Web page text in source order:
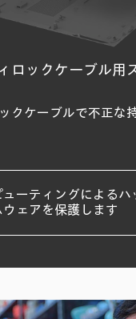
ロックケーブル用
クケーブルで不正な
更および埋め込みな
シャッター
ーをWebカメラにか
サー
で瞬時にサインイン
Gen6
で自動的にソフトウ
Gen5
の主要なプロセスや
をロック
Gen7
己復旧およびランタ
準拠
でのBIOS管理が可能
Gen6
や破損からの復旧と
（ISO 19678）準拠
完全消去、復元ソフ
拠
ュリティチップ
や、デジタル証明を
Security Controller
から守りレジリエン
ーティングによるハ
ウェアを保護します